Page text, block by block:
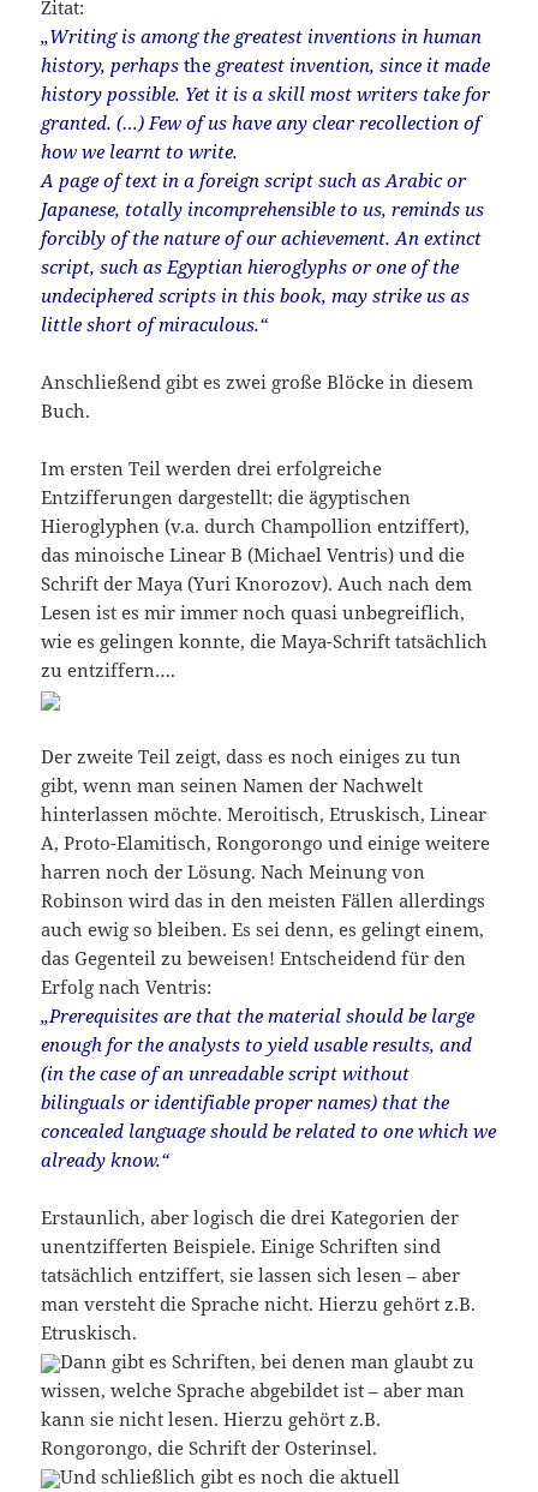
Zitat:
„Writing is among the greatest inventions in human
history, perhapsthe greatest invention, since it made
history possible. Yet it is a skill most writers take for
granted. (…) Few of us have any clear recollection of
how we learnt to write.
A page of text in a foreign script such as Arabic or
Japanese, totally incomprehensible to us, reminds us
forcibly of the nature of our achievement. An extinct
script, such as Egyptian hieroglyphs or one of the
undeciphered scripts in this book, may strike us as
little short of miraculous.“
Anschließend gibt es zwei große Blöcke in diesem
Buch.
Im ersten Teil werden drei erfolgreiche
Entzifferungen dargestellt: die ägyptischen
Hieroglyphen (v.a. durch Champollion entziffert),
das minoische Linear B (Michael Ventris) und die
Schrift der Maya (Yuri Knorozov). Auch nach dem
Lesen ist es mir immer noch quasi unbegreiflich,
wie es gelingen konnte, die Maya-Schrift tatsächlich
zu entziffern….
Der zweite Teil zeigt, dass es noch einiges zu tun
gibt, wenn man seinen Namen der Nachwelt
hinterlassen möchte. Meroitisch, Etruskisch, Linear
A, Proto-Elamitisch, Rongorongo und einige weitere
harren noch der Lösung. Nach Meinung von
Robinson wird das in den meisten Fällen allerdings
auch ewig so bleiben. Es sei denn, es gelingt einem,
das Gegenteil zu beweisen! Entscheidend für den
Erfolg nach Ventris:
„Prerequisites are that the material should be large
enough for the analysts to yield usable results, and
(in the case of an unreadable script without
bilinguals or identifiable proper names) that the
concealed language should be related to one which we
already know.“
Erstaunlich, aber logisch die drei Kategorien der
unentzifferten Beispiele. Einige Schriften sind
tatsächlich entziffert, sie lassen sich lesen – aber
man versteht die Sprache nicht. Hierzu gehört z.B.
Etruskisch.
Dann gibt es Schriften, bei denen man glaubt zu
wissen, welche Sprache abgebildet ist – aber man
kann sie nicht lesen. Hierzu gehört z.B.
Rongorongo, die Schrift der Osterinsel.
Und schließlich gibt es noch die aktuell